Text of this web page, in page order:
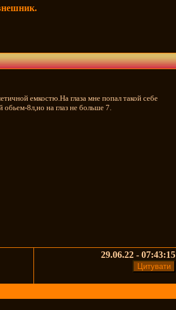
емкостю.На глаза мне попал такой себе
8л,но на глаз не больше 7.
29.06.22 - 07:43:15